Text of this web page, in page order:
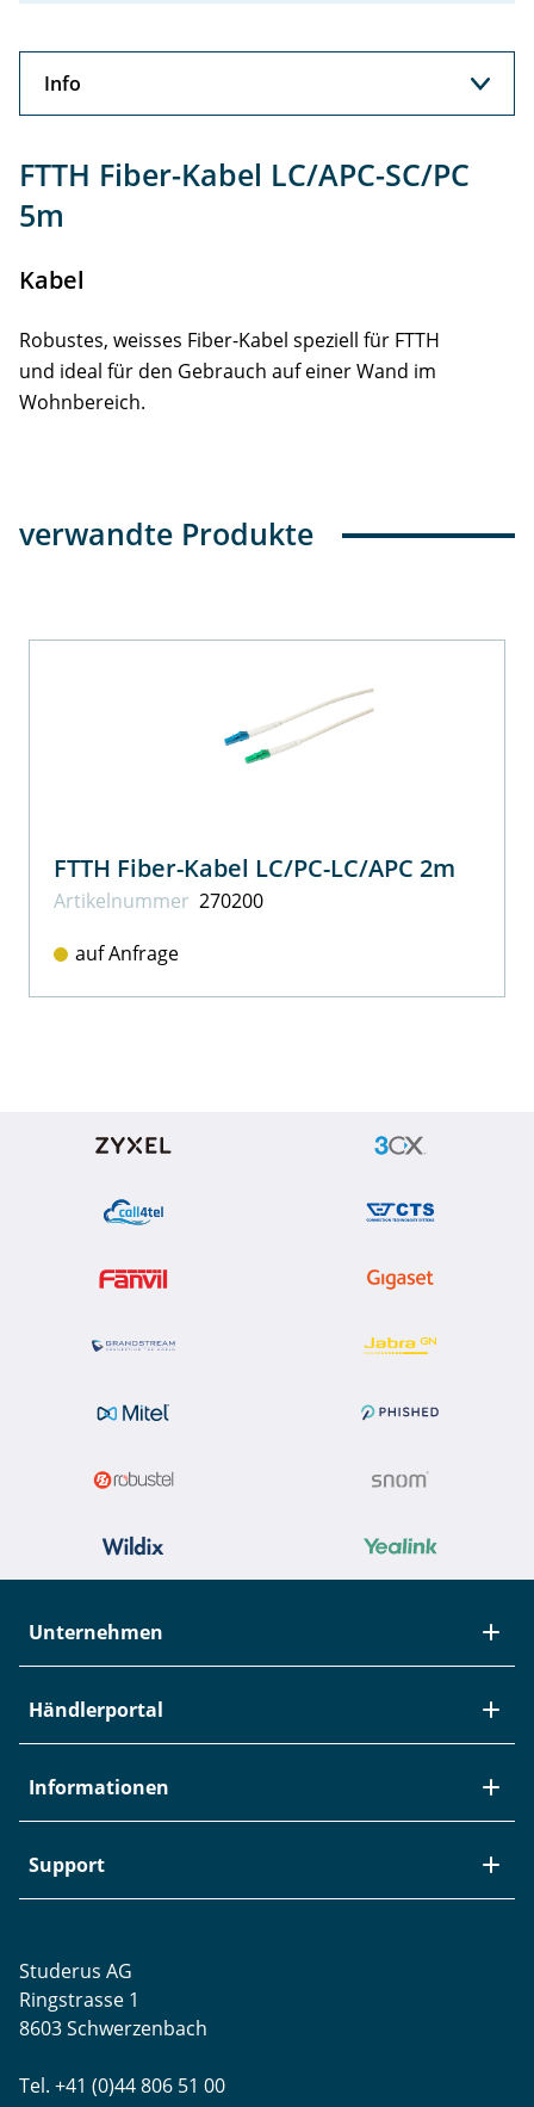
Info
FTTH Fiber-Kabel LC/APC-SC/PC
5m
Kabel
Robustes, weisses Fiber-Kabel speziell für FTTH
und ideal für den Gebrauch auf einer Wand im
Wohnbereich.
verwandte Produkte
FTTH Fiber-Kabel LC/PC-LC/APC 2m
Artikel­nummer 270200
auf Anfrage
Unternehmen
Über Studerus
Team
Kontakt
Studerus als Arbeitgeber
Aktuelle Jobs
Referenzen
Datenschutz
Händlerportal
Neuheiten / EOL
Datenanbindung
Swiss Service Pack
Zyxel-Partnerprogramm
Informationen
Bezugsquellen
Garantieinformationen
Brands
Blog
Support
Projektunterstützung
WLAN-Ausmessung
Remote Desktop
Studerus AG
Ringstrasse 1
8603 Schwerzenbach
Tel. +41 (0)44 806 51 00